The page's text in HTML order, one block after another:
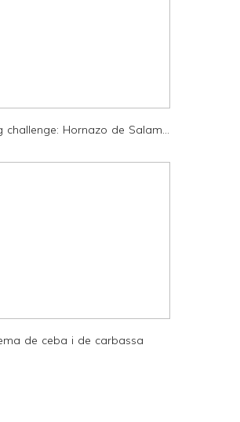
challenge: Hornazo de Salam...
de ceba i de carbassa